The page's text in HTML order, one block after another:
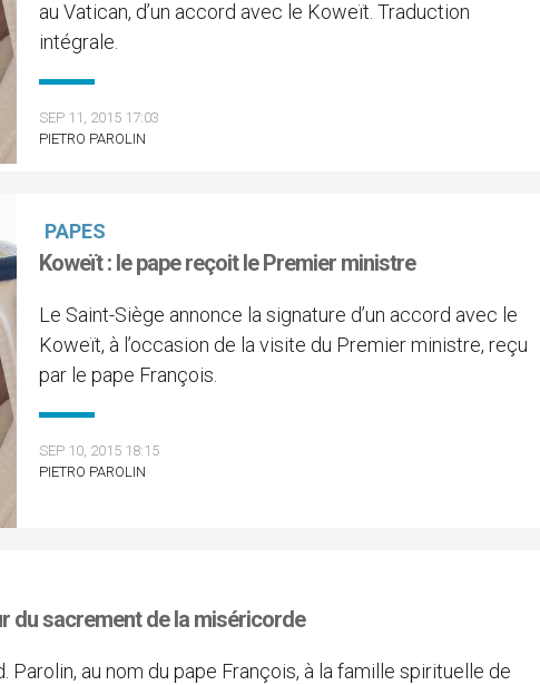
au Vatican, d’un accord avec le Koweït. Traduction
intégrale.
SEP 11, 2015 17:03
PIETRO PAROLIN
PAPES
Koweït : le pape reçoit le Premier ministre
Le Saint-Siège annonce la signature d’un accord avec le
Koweït, à l’occasion de la visite du Premier ministre, reçu
par le pape François.
SEP 10, 2015 18:15
PIETRO PAROLIN
du sacrement de la miséricorde
au nom du pape François, à la famille spirituelle de